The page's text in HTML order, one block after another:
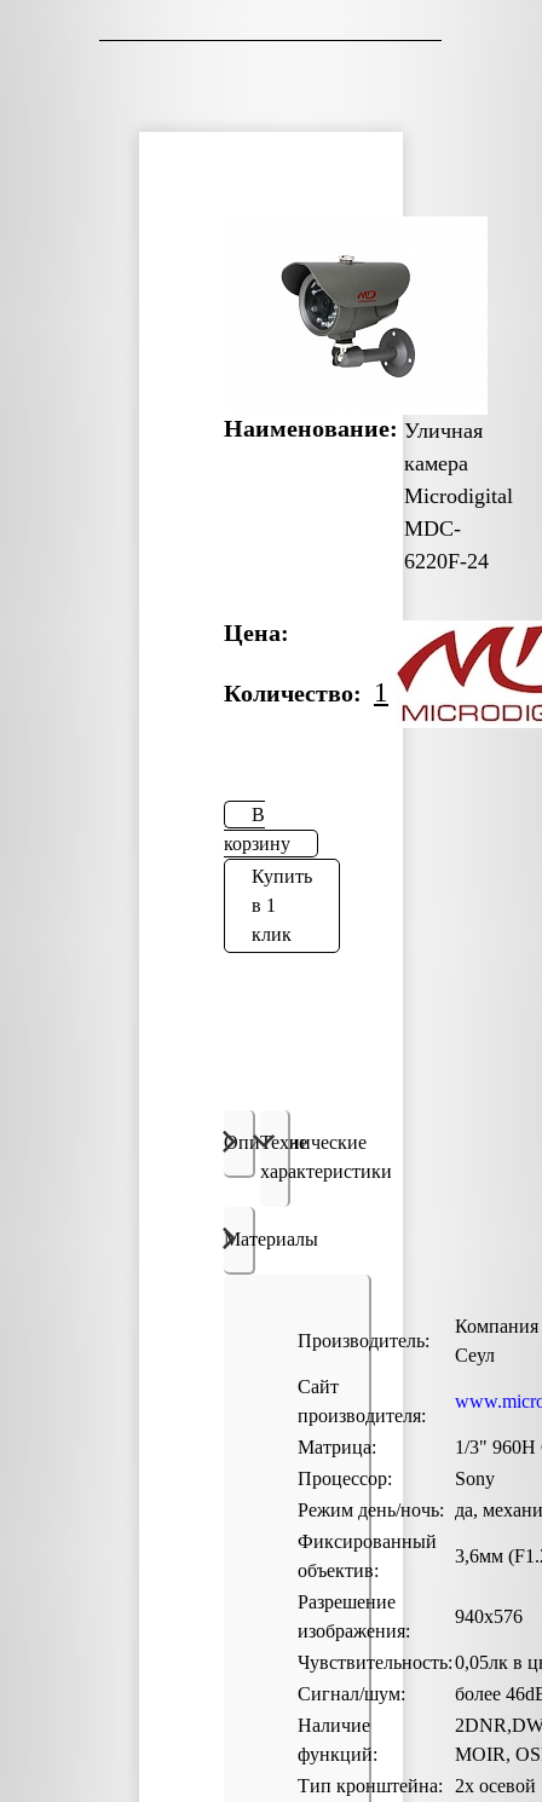
Наименование: Уличная
камера
Microdigital
MDC-
6220F-24
Цена:
Количество: 1
В
корзину
Купить
в 1
клик
Описание
Технические
характеристики
Материалы
Производитель:
Сеул
Сайт
производителя:
Матрица:
1/3" 960H
Процессор:
Sony
Режим день/ночь:
да,
Фиксированный
объектив:
3,6мм
Разрешение
изображения:
940x576
Чувствительность:0,05лк в
Сигнал/шум:
более
Наличие
функций:
MOIR,
Тип кронштейна:
2х осевой